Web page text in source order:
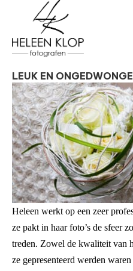
LEUK EN
Heleen werkt op een zeer
ze pakt in haar foto’s de sfeer
treden. Zowel de kwaliteit van
ze gepresenteerd werden